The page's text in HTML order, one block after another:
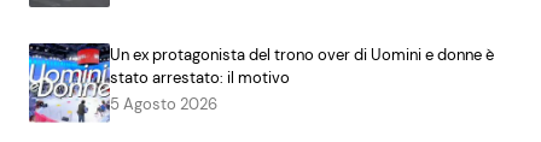
Un ex protagonista del trono over di Uomini e donne è
stato arrestato: il motivo
5 Agosto 2026